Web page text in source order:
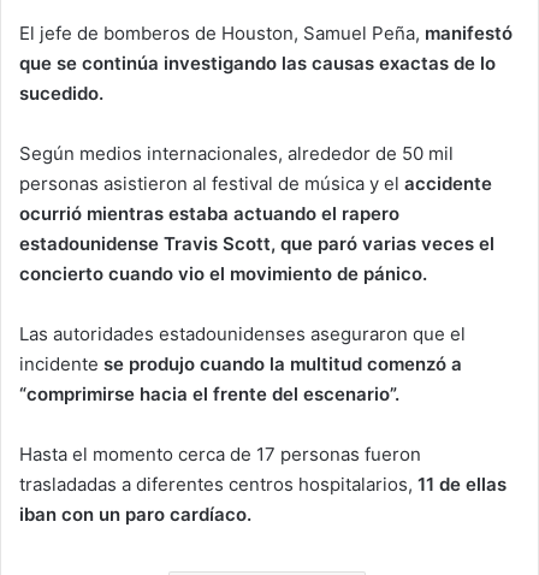
El jefe de bomberos de Houston, Samuel Peña, manifestó
que se continúa investigando las causas exactas de lo
sucedido.
Según medios internacionales, alrededor de 50 mil
personas asistieron al festival de música y el accidente
ocurrió mientras estaba actuando el rapero
estadounidense Travis Scott, que paró varias veces el
concierto cuando vio el movimiento de pánico.
Las autoridades estadounidenses aseguraron que el
incidente se produjo cuando la multitud comenzó a
“comprimirse hacia el frente del escenario”.
Hasta el momento cerca de 17 personas fueron
trasladadas a diferentes centros hospitalarios, 11 de ellas
iban con un paro cardíaco.